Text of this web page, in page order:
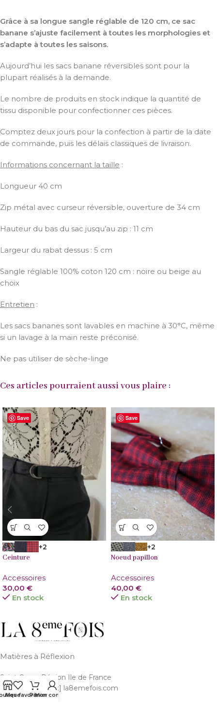
Grâce à sa longue sangle réglable de 120 cm, ce sac
banane s’ajuste facilement à toutes les morphologies et
s’adapte à toutes les saisons.
Aujourd’hui les sacs banane réversibles sont pour la
plupart réalisés à la demande.
Le nombre de produits en stock indique la quantité de
tissu disponible pour confectionner ces pièces.
Comptez deux jours pour la confection à partir de la date
de commande, puis les délais classiques de livraison.
Informations concernant la taille :
Longueur 40 cm
Zip métal avec curseur réversible, ouverture de 34 cm
Hauteur du bas du sac jusqu’au zip : 11 cm
Largeur du rabat dessus : 5 cm
Sangle réglable 100% coton 120 cm : noire ou beige au
choix
Entretien :
Les sacs bananes sont lavables en machine à 30°C, même
si un lavage à la main reste préconisé.
Ne pas utiliser de sèche-linge
Ces articles pourraient aussi vous plaire :
Save
+2
Ceinture
Accessoires
30,00 €
En stock
Save
+2
Noeud papillon
Accessoires
40,00 €
En stock
Matières à Réflexion
Saint Ouen, Région Ile de France
Email: bonjour [at] la8emefois.com
Mes favorisPanier
Mon compte